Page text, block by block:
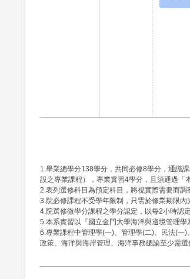
1.畢業總學分138學分，共同必修8學分，通識
設之專業課程），專業實習4學分，且須通過「
2.表列選修科目為預定科目，將視實際需要而調
3.院必修課程不受學年限制，只需於修業期限內
4.院選修微學分課程之學分認定，以每2小時認
5.本系實習以『國立金門大學海洋與邊境管理
6.專業課程中管理學(一)、管理學(二)、民法(一
政策、海洋與海岸管理、海洋事務總論至少需選